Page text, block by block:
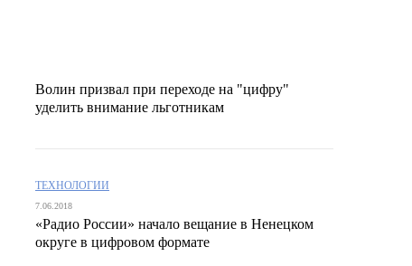
Волин призвал при переходе на "цифру"
уделить внимание льготникам
ТЕХНОЛОГИИ
7.06.2018
«Радио России» начало вещание в Ненецком
округе в цифровом формате